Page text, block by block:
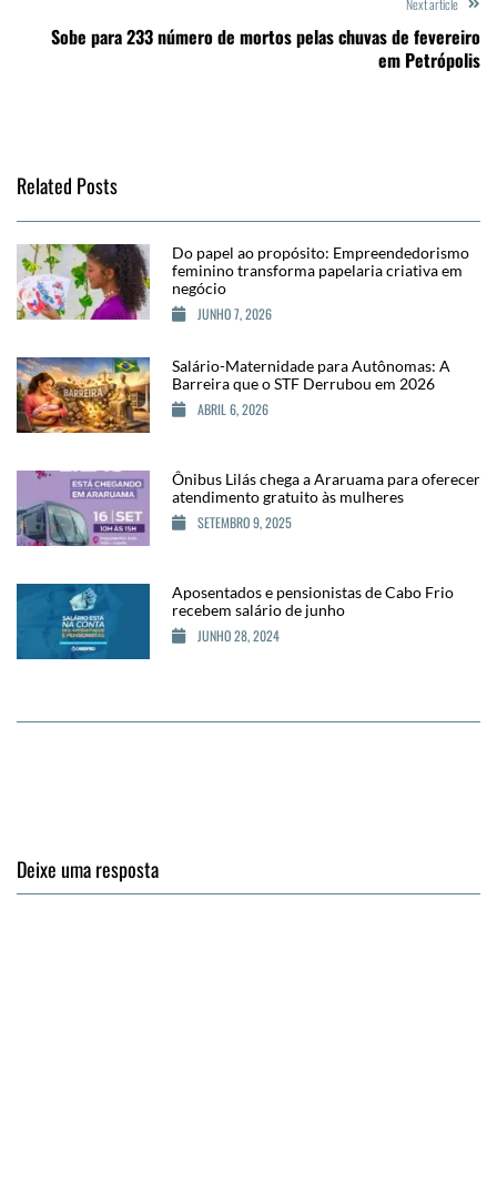
Next article
Sobe para 233 número de mortos pelas chuvas de fevereiro
em Petrópolis
Related Posts
Do papel ao propósito: Empreendedorismo
feminino transforma papelaria criativa em
negócio
JUNHO 7, 2026
Salário-Maternidade para Autônomas: A
Barreira que o STF Derrubou em 2026
ABRIL 6, 2026
Ônibus Lilás chega a Araruama para oferecer
atendimento gratuito às mulheres
SETEMBRO 9, 2025
Aposentados e pensionistas de Cabo Frio
recebem salário de junho
JUNHO 28, 2024
Deixe uma resposta